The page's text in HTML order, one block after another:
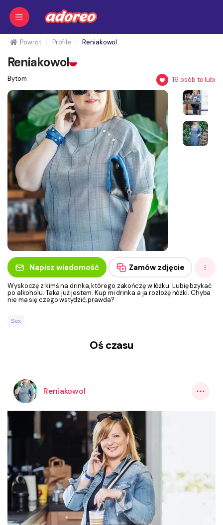
Powrót Profile Reniakowol
Reniakowol
Bytom 16 osób to lubi
Napisz wiadomość Zamów zdjęcie
Wyskoczę z kimś na drinka, którego zakończę w łóżku. Lubię bzykać
po alkoholu. Taka już jestem. Kup mi drinka a ja rozłożę nóżki. Chyba
nie ma się czego wstydzić, prawda?
Sex
Oś czasu
Reniakowol